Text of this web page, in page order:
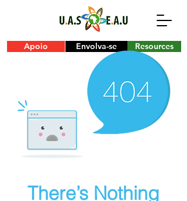
Apoio Envolva-se Resources
There’s Nothing